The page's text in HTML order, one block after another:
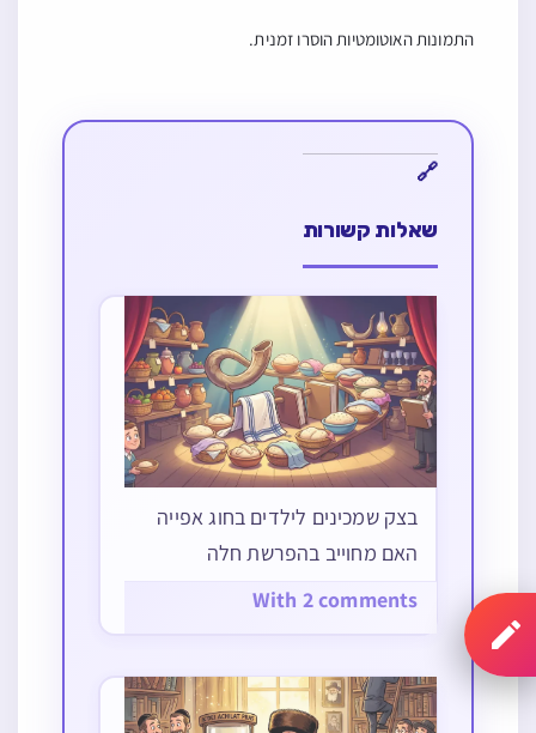
התמונות האוטומטיות הוסרו זמנית.
שאלות קשורות
בצק שמכינים לילדים בחוג אפייה
האם מחוייב בהפרשת חלה
With 2 comments